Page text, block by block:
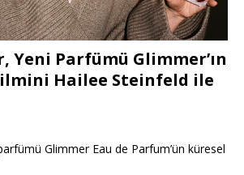
Yeni Parfümü Glimmer’ın
Hailee Steinfeld ile
Glimmer Eau de Parfum’ün küresel